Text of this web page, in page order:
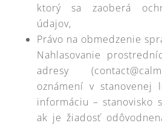
ktorý sa zaoberá
údajov,
Právo na obmedzenie
Nahlasovanie
adresy
oznámení v stanovenej
informáciu – stanovisko
ak je žiadosť